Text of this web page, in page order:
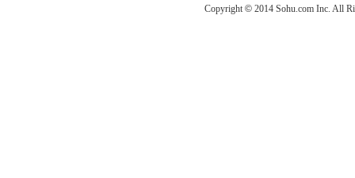
Copyright © 2014 Sohu.com Inc. All